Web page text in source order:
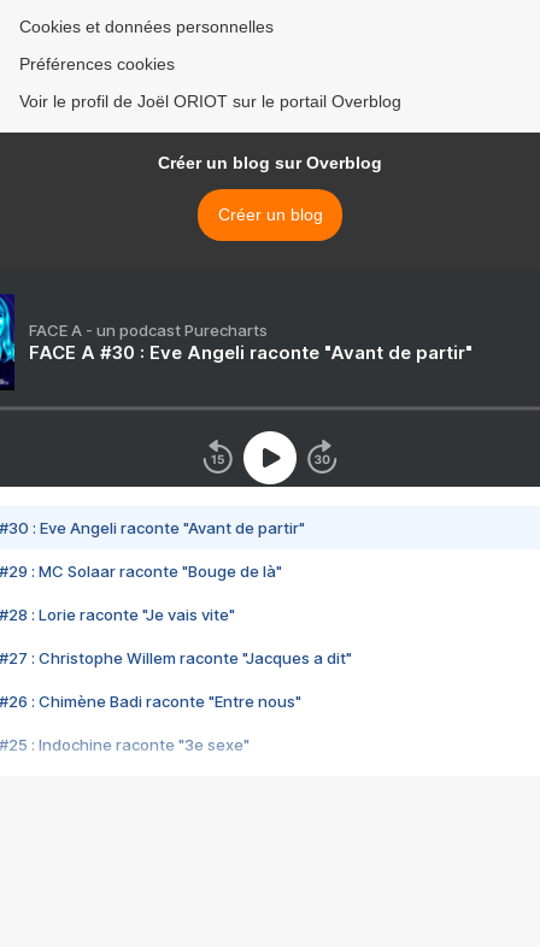
Cookies et données personnelles
Préférences cookies
Voir le profil de Joël ORIOT sur le portail Overblog
Créer un blog sur Overblog
Créer un blog
FACE A - un podcast Purecharts
FACE A #30 : Eve Angeli raconte "Avant de partir"
#30 : Eve Angeli raconte "Avant de partir"
#29 : MC Solaar raconte "Bouge de là"
#28 : Lorie raconte "Je vais vite"
#27 : Christophe Willem raconte "Jacques a dit"
#26 : Chimène Badi raconte "Entre nous"
#25 : Indochine raconte "3e sexe"